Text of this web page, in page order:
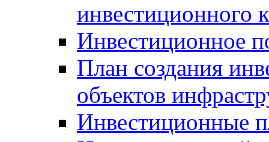
инвестиционного
Инвестиционное
План создания
объектов
Инвестиционные